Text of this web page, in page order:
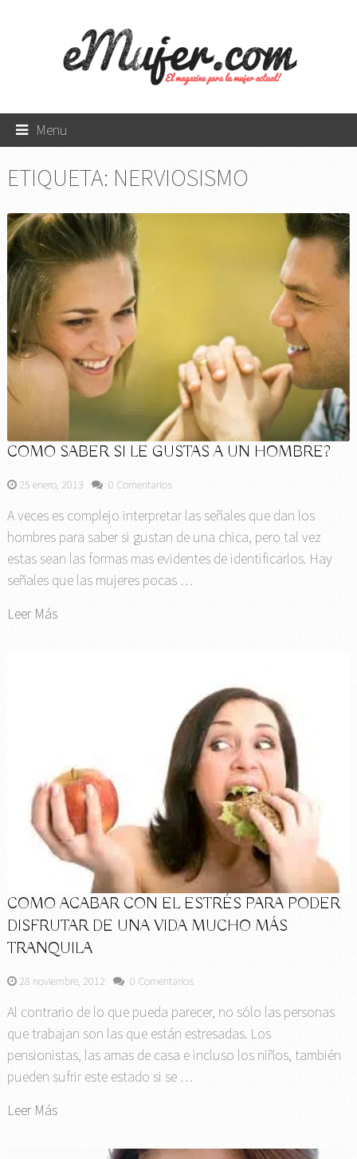
Menu
ETIQUETA: NERVIOSISMO
COMO SABER SI LE GUSTAS A UN HOMBRE?
25 enero, 2013 0 Comentarios
A veces es complejo interpretar las señales que dan los
hombres para saber si gustan de una chica, pero tal vez
estas sean las formas mas evidentes de identificarlos. Hay
señales que las mujeres pocas …
Leer Más
COMO ACABAR CON EL ESTRÉS PARA PODER
DISFRUTAR DE UNA VIDA MUCHO MÁS
TRANQUILA
28 noviembre, 2012 0 Comentarios
Al contrario de lo que pueda parecer, no sólo las personas
que trabajan son las que están estresadas. Los
pensionistas, las amas de casa e incluso los niños, también
pueden sufrir este estado si se …
Leer Más